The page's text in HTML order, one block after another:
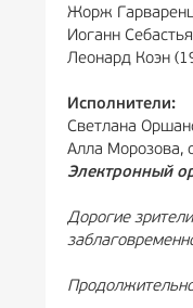
Жорж
Иоганн
Леонард Коэн
Исполнители:
Светлана
Алла Морозова,
Электронный
Дорогие